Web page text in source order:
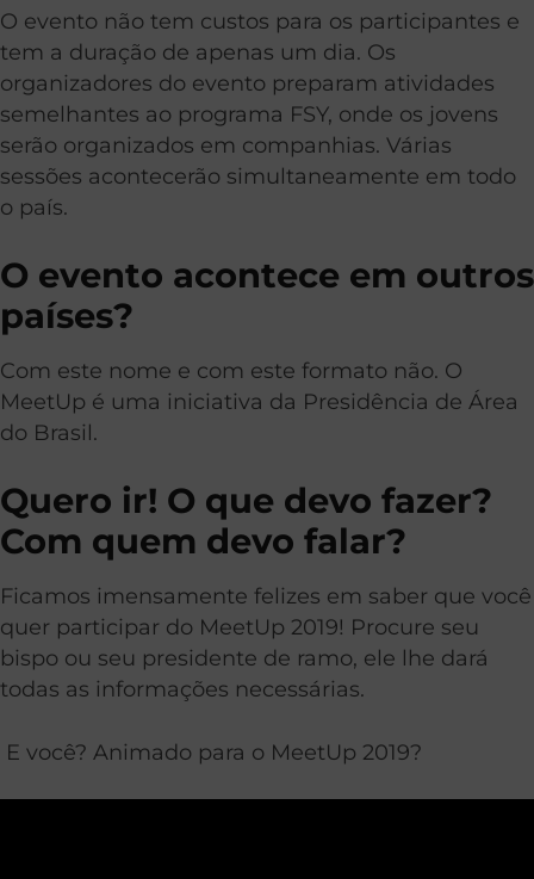
O evento não tem custos para os participantes e
tem a duração de apenas um dia. Os
organizadores do evento preparam atividades
semelhantes ao programa FSY, onde os jovens
serão organizados em companhias. Várias
sessões acontecerão simultaneamente em todo
o país.
O evento acontece em outros
países?
Com este nome e com este formato não. O
MeetUp é uma iniciativa da Presidência de Área
do Brasil.
Quero ir! O que devo fazer?
Com quem devo falar?
Ficamos imensamente felizes em saber que você
quer participar do MeetUp 2019! Procure seu
bispo ou seu presidente de ramo, ele lhe dará
todas as informações necessárias.
E você? Animado para o MeetUp 2019?